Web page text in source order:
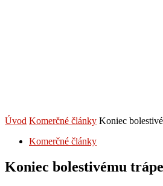
Úvod Komerčné články Koniec
Komerčné články
Koniec bolestivému